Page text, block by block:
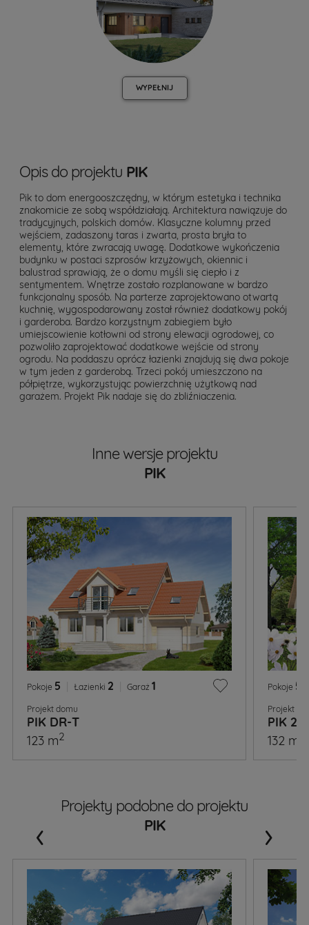
WYPEŁNIJ
Opis do projektu PIK
Pik to dom energooszczędny, w którym estetyka i technika
znakomicie ze sobą współdziałają. Architektura nawiązuje do
tradycyjnych, polskich domów. Klasyczne kolumny przed
wejściem, zadaszony taras i zwarta, prosta bryła to
elementy, które zwracają uwagę. Dodatkowe wykończenia
budynku w postaci szprosów krzyżowych, okiennic i
balustrad sprawiają, że o domu myśli się ciepło i z
sentymentem. Wnętrze zostało rozplanowane w bardzo
funkcjonalny sposób. Na parterze zaprojektowano otwartą
kuchnię, wygospodarowany został również dodatkowy pokój
i garderoba. Bardzo korzystnym zabiegiem było
umiejscowienie kotłowni od strony elewacji ogrodowej, co
pozwoliło zaprojektować dodatkowe wejście od strony
ogrodu. Na poddaszu oprócz łazienki znajdują się dwa pokoje
w tym jeden z garderobą. Trzeci pokój umieszczono na
półpiętrze, wykorzystując powierzchnię użytkową nad
garażem. Projekt Pik nadaje się do zbliźniaczenia.
Inne wersje projektu
PIK
Pokoje 5 Łazienki 2 Garaż 1
Projekt domu
PIK DR-T
123 m2
Pokoje 5
Projekt
PIK 2
132 m
Projekty podobne do projektu
PIK
‹ ›